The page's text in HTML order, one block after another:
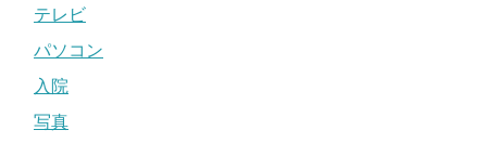
テレビ
パソコン
入院
写真